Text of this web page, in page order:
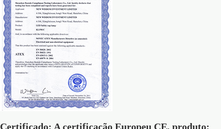
Certificado: A certificação Europeu CE, produto: